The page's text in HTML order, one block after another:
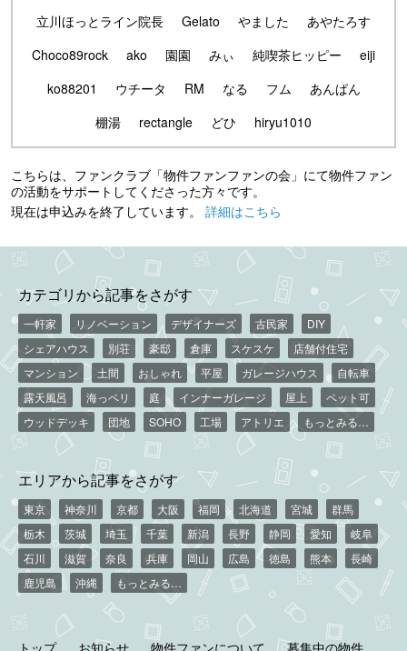
立川ほっとライン院長
Gelato やました
あやたろす
Choco89rock
ako 園園 みぃ 純喫茶ヒッピー
eiji
ko88201
ウチータ RM なる フム
あんぱん
棚湯
rectangle どひ hiryu1010
こちらは、ファンクラブ「物件ファンファンの会」にて物件ファン
の活動をサポートしてくださった方々です。
現在は申込みを終了しています。 詳細はこちら
カテゴリから記事をさがす
一軒家 リノベーション デザイナーズ 古民家
DIY
シェアハウス
別荘 豪邸 倉庫 スケスケ
店舗付住宅
マンション
土間 おしゃれ 平屋 ガレージハウス
自転車
露天風呂
海っペリ 庭 インナーガレージ 屋上
ペット可
ウッドデッキ
団地 SOHO 工場 アトリエ もっとみる…
エリアから記事をさがす
東京 神奈川 京都 大阪 福岡 北海道 宮城
群馬
栃木
茨城 埼玉 千葉 新潟 長野 静岡 愛知
岐阜
石川
滋賀 奈良 兵庫 岡山 広島 徳島 熊本
長崎
鹿児島
沖縄 もっとみる…
トップ お知らせ 物件ファンについて 募集中の物件